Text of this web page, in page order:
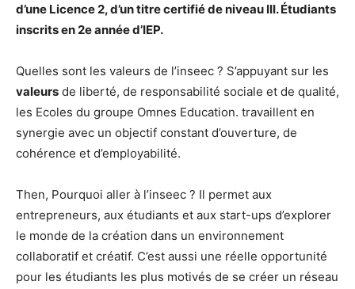
d’une Licence 2, d’un titre certifié de niveau III. Étudiants
inscrits en 2e année d’IEP.
Quelles sont les valeurs de l’inseec ? S’appuyant sur les
valeurs de liberté, de responsabilité sociale et de qualité,
les Ecoles du groupe Omnes Education. travaillent en
synergie avec un objectif constant d’ouverture, de
cohérence et d’employabilité.
Then, Pourquoi aller à l’inseec ? Il permet aux
entrepreneurs, aux étudiants et aux start-ups d’explorer
le monde de la création dans un environnement
collaboratif et créatif. C’est aussi une réelle opportunité
pour les étudiants les plus motivés de se créer un réseau